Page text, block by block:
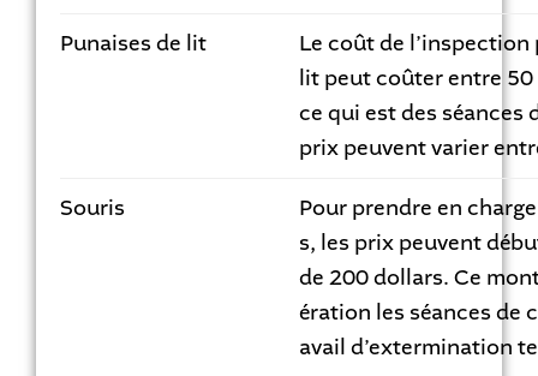
Punaises de lit
Le coût de
lit peut coûter entre
ce qui est des séances
prix peuvent varier
Souris
Pour prendre en
s, les prix peuvent
de 200 dollars. Ce
ération les séances de
avail d’extermination